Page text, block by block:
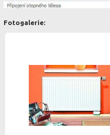
Fotogalerie: